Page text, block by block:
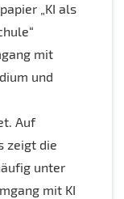
„KI als
mit
und
Auf
zeigt die
unter
mit KI